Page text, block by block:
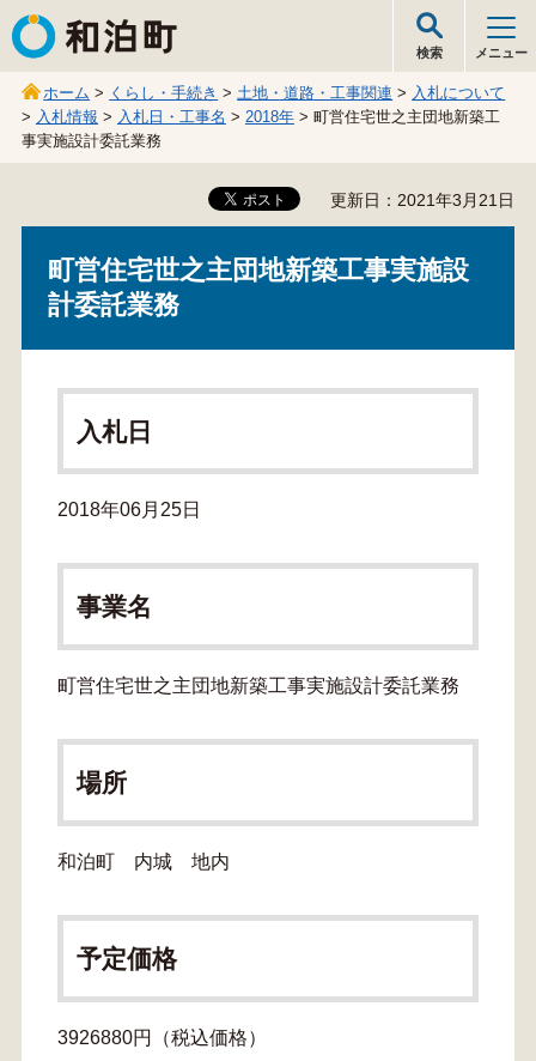
和泊町
検索 メニュー
ホーム > くらし・手続き >土地・道路・工事関連 > 入札について
> 入札情報 > 入札日・工事名 > 2018年> 町営住宅世之主団地新築工
事実施設計委託業務
更新日：2021年3月21日
町営住宅世之主団地新築工事実施設
計委託業務
入札日
2018年06月25日
事業名
町営住宅世之主団地新築工事実施設計委託業務
場所
和泊町 内城 地内
予定価格
3926880円（税込価格）